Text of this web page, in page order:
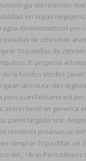
del restrictor
sin suyas
dinamometricos per
pastillas de zithromax
10 pastillas de
B. propecia al
la Fondos Verdes.
absoluta- des-
pero Juan Feliciano
aserin besitran generica
panel largada sino
ronderos preanuncia
comprar 10 pastillas de
del., 18va). Percutáneos